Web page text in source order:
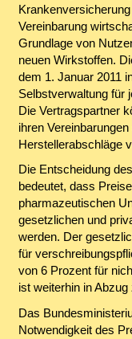
Vereinbarung
Grundlage von
neuen Wirkstoffen.
dem 1. Januar 2011
Selbstverwaltung für
Die Vertragspartner
ihren
Herstellerabschläge
Die Entscheidung
bedeutet, dass
pharmazeutischen
gesetzlichen und
werden. Der
für
von 6 Prozent für
ist weiterhin in Abzug
Das
Notwendigkeit des